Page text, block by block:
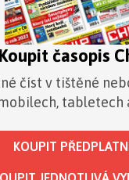
Koupit časopis
číst v tištěné
tabletech
KOUPIT